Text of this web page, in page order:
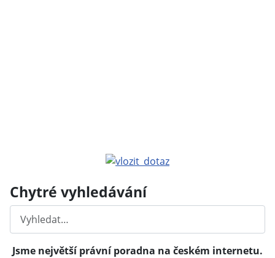
Chytré vyhledávání
Hledat
Jsme největší právní poradna na českém internetu.